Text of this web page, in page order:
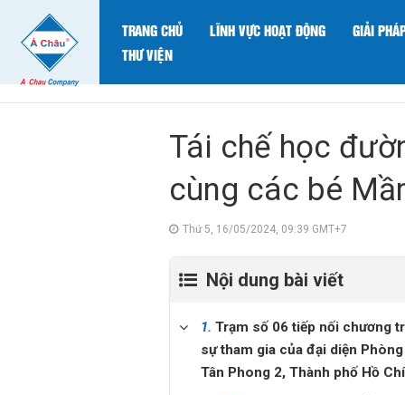
TRANG CHỦ LĨNH VỰC HOẠT ĐỘNG
GIẢI
THƯ VIỆN
Tái chế học
cùng các bé
Thứ 5, 16/05/2024, 09:39 GMT+7
Nội dung bài viết
1. Trạm số 06 tiếp nối chương
sự tham gia của đại diện
Tân Phong 2, Thành phố Hồ